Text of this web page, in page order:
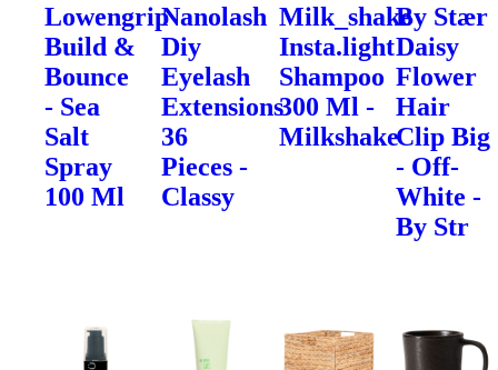
Lowengrip
Build &
Bounce
- Sea
Salt
Spray
100 Ml
Nanolash
Diy
Eyelash
Extensions
36
Pieces -
Classy
Milk_shake
Insta.light
Shampoo
300 Ml -
Milkshake
By Stær
Daisy
Flower
Hair
Clip Big
- Off-
White -
By Str